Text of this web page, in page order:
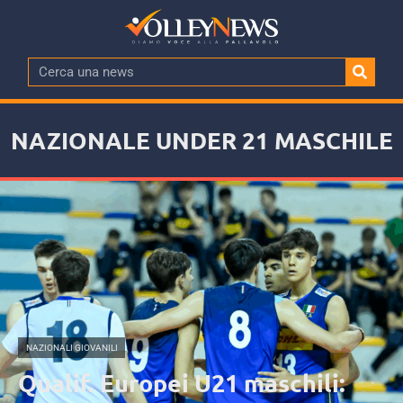
NAZIONALE UNDER 21 MASCHILE
NAZIONALI GIOVANILI
Qualif. Europei U21 maschili: